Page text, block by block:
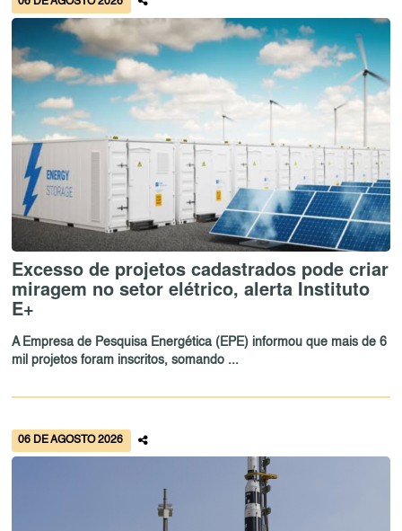
Excesso de projetos cadastrados pode criar
miragem no setor elétrico, alerta Instituto
E+
A Empresa de Pesquisa Energética (EPE) informou que mais de 6
mil projetos foram inscritos, somando ...
06 DE AGOSTO 2026